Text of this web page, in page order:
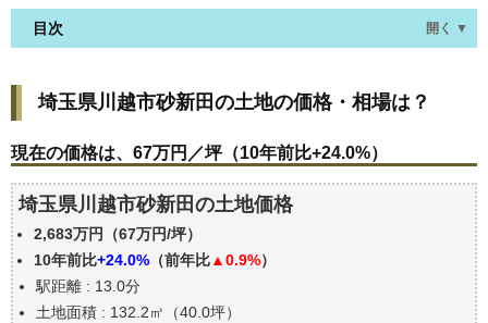
目次 開く ▼
現在の価格は、67万円／坪（10年前比+24.0%）
価格を詳細に分析しよう
埼玉県川越市砂新田の土地の過去の売買事例
公示地価はいくら
エリアの将来性を人口予想から検討しよう
自分の年収でいくらの不動産が買える？
埼玉県川越市砂新田の土地の価格・相場は？
現在の価格は、67万円／坪（10年前比+24.0%）
埼玉県川越市砂新田の土地価格
2,683万円（67万円/坪）
10年前比+24.0% （前年比▲0.9%）
駅距離 : 13.0分
土地面積 : 132.2㎡（40.0坪）